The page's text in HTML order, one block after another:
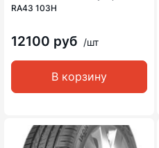
RA43 103H
12100 руб /шт
В корзину